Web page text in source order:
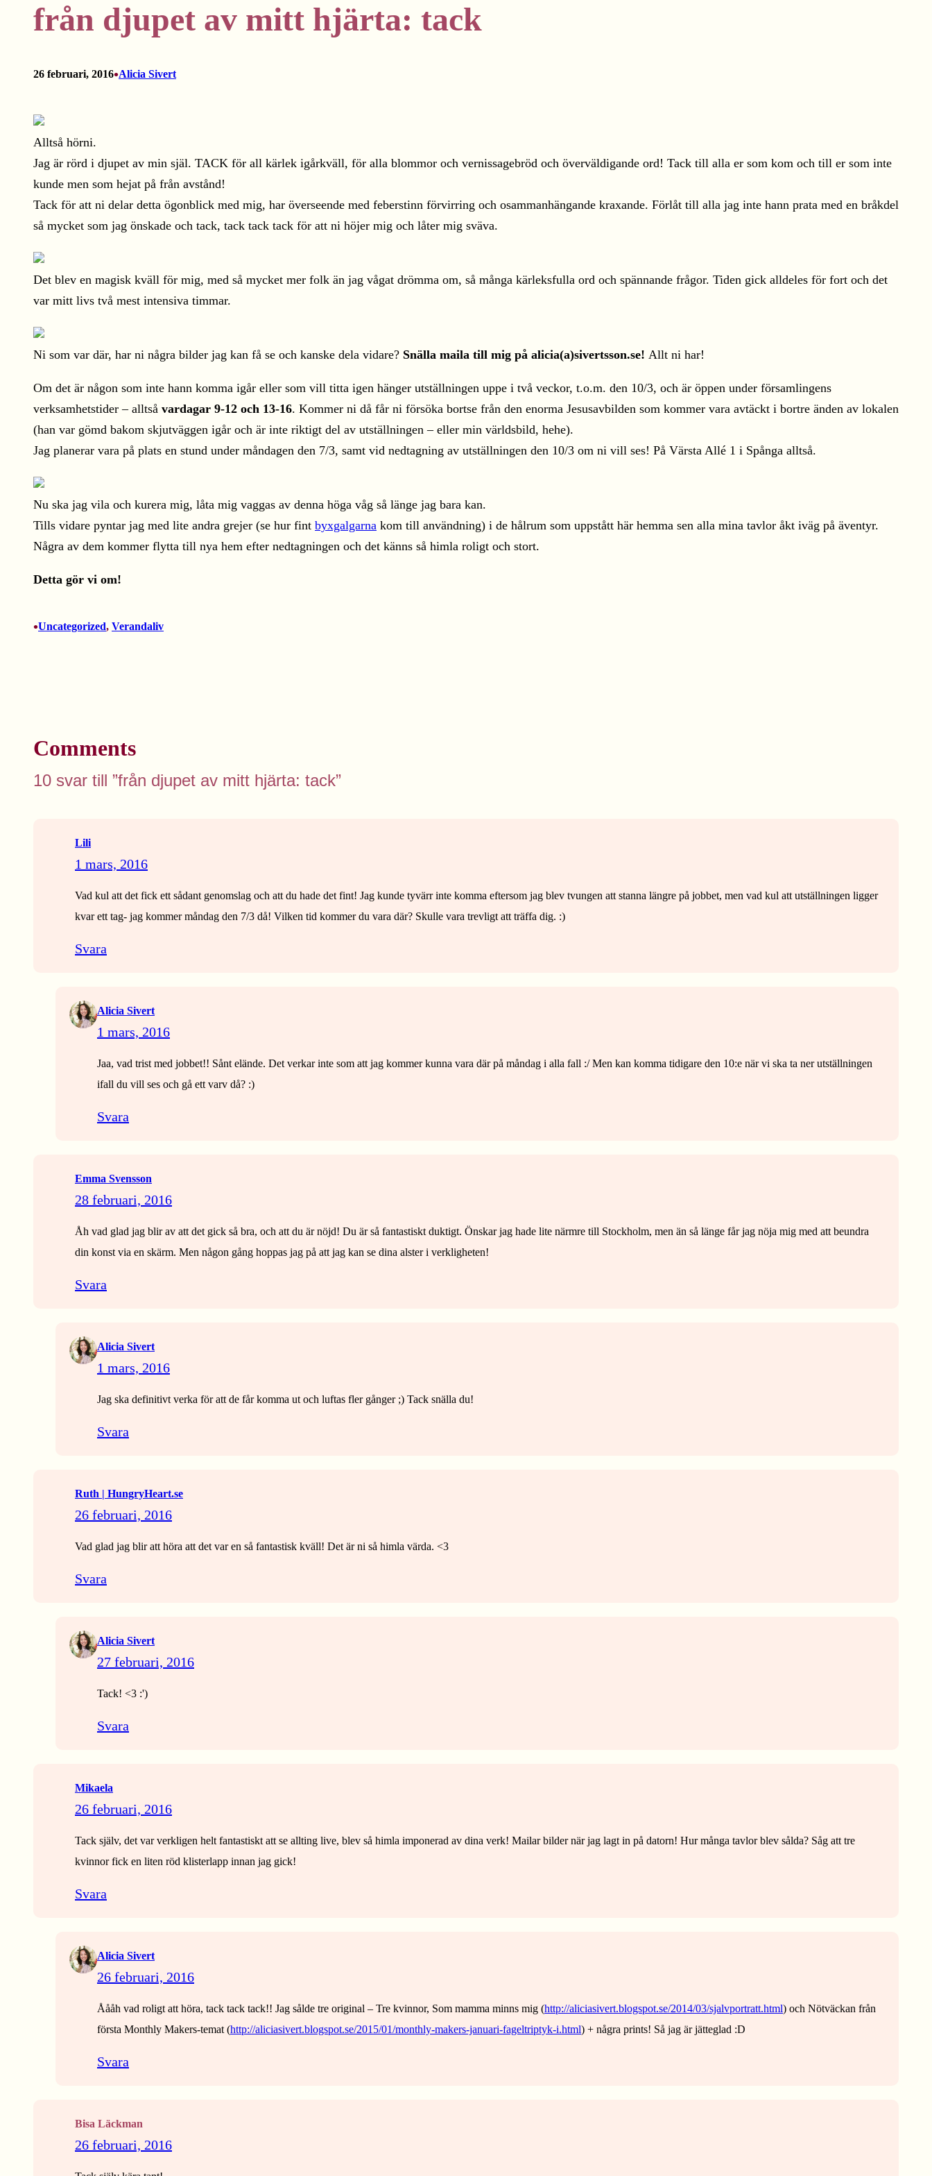
från djupet av mitt hjärta: tack
26 februari, 2016•Alicia Sivert
Alltså hörni.
Jag är rörd i djupet av min själ. TACK för all kärlek igårkväll, för alla blommor och vernissagebröd och överväldigande ord! Tack till alla er som kom och till er som inte
kunde men som hejat på från avstånd!
Tack för att ni delar detta ögonblick med mig, har överseende med feberstinn förvirring och osammanhängande kraxande. Förlåt till alla jag inte hann prata med en bråkdel
så mycket som jag önskade och tack, tack tack tack för att ni höjer mig och låter mig sväva.
Det blev en magisk kväll för mig, med så mycket mer folk än jag vågat drömma om, så många kärleksfulla ord och spännande frågor. Tiden gick alldeles för fort och det
var mitt livs två mest intensiva timmar.
Ni som var där, har ni några bilder jag kan få se och kanske dela vidare? Snälla maila till mig på alicia(a)sivertsson.se! Allt ni har!
Om det är någon som inte hann komma igår eller som vill titta igen hänger utställningen uppe i två veckor, t.o.m. den 10/3, och är öppen under församlingens
verksamhetstider – alltså vardagar 9-12 och 13-16. Kommer ni då får ni försöka bortse från den enorma Jesusavbilden som kommer vara avtäckt i bortre änden av lokalen
(han var gömd bakom skjutväggen igår och är inte riktigt del av utställningen – eller min världsbild, hehe).
Jag planerar vara på plats en stund under måndagen den 7/3, samt vid nedtagning av utställningen den 10/3 om ni vill ses! På Värsta Allé 1 i Spånga alltså.
Nu ska jag vila och kurera mig, låta mig vaggas av denna höga våg så länge jag bara kan.
Tills vidare pyntar jag med lite andra grejer (se hur fint byxgalgarna kom till användning) i de hålrum som uppstått här hemma sen alla mina tavlor åkt iväg på äventyr.
Några av dem kommer flytta till nya hem efter nedtagningen och det känns så himla roligt och stort.
Detta gör vi om!
•Uncategorized, Verandaliv
Comments
10 svar till ”från djupet av mitt hjärta: tack”
Lili
1 mars, 2016
Vad kul att det fick ett sådant genomslag och att du hade det fint! Jag kunde tyvärr inte komma eftersom jag blev tvungen att stanna längre på jobbet, men vad kul att utställningen ligger
kvar ett tag- jag kommer måndag den 7/3 då! Vilken tid kommer du vara där? Skulle vara trevligt att träffa dig. :)
Svara
Alicia Sivert
1 mars, 2016
Jaa, vad trist med jobbet!! Sånt elände. Det verkar inte som att jag kommer kunna vara där på måndag i alla fall :/ Men kan komma tidigare den 10:e när vi ska ta ner utställningen
ifall du vill ses och gå ett varv då? :)
Svara
Emma Svensson
28 februari, 2016
Åh vad glad jag blir av att det gick så bra, och att du är nöjd! Du är så fantastiskt duktigt. Önskar jag hade lite närmre till Stockholm, men än så länge får jag nöja mig med att beundra
din konst via en skärm. Men någon gång hoppas jag på att jag kan se dina alster i verkligheten!
Svara
Alicia Sivert
1 mars, 2016
Jag ska definitivt verka för att de får komma ut och luftas fler gånger ;) Tack snälla du!
Svara
Ruth | HungryHeart.se
26 februari, 2016
Vad glad jag blir att höra att det var en så fantastisk kväll! Det är ni så himla värda. <3
Svara
Alicia Sivert
27 februari, 2016
Tack! <3 :')
Svara
Mikaela
26 februari, 2016
Tack själv, det var verkligen helt fantastiskt att se allting live, blev så himla imponerad av dina verk! Mailar bilder när jag lagt in på datorn! Hur många tavlor blev sålda? Såg att tre
kvinnor fick en liten röd klisterlapp innan jag gick!
Svara
Alicia Sivert
26 februari, 2016
Åååh vad roligt att höra, tack tack tack!! Jag sålde tre original – Tre kvinnor, Som mamma minns mig (http://aliciasivert.blogspot.se/2014/03/sjalvportratt.html) och Nötväckan från
första Monthly Makers-temat (http://aliciasivert.blogspot.se/2015/01/monthly-makers-januari-fageltriptyk-i.html) + några prints! Så jag är jätteglad :D
Svara
Bisa Läckman
26 februari, 2016